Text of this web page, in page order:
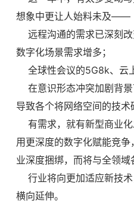
想象中更让人始料未及——
远程沟通的需求已深刻改
数字化场景需求增多；
全球性会议的5G8k、云
在意识形态冲突加剧背景
导致各个将网络空间的技术
有需求，就有新型商业
用更深度的数字化赋能竞
业深度捆绑，而将与全领域
行业将向更加适应新技
横向延伸。